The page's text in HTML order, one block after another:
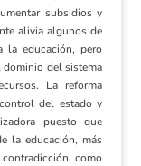
subsidios y
alivia algunos de
la educación, pero
del sistema
La reforma
del estado y
puesto que
la educación, más
como